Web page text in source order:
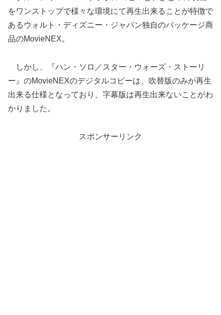
をワンストップで様々な環境にて再生出来ることが特徴で
あるウォルト・ディズニー・ジャパン独自のパッケージ商
品のMovieNEX。
しかし、『ハン・ソロ／スター・ウォーズ・ストーリ
ー』のMovieNEXのデジタルコピーは、吹替版のみが再生
出来る仕様となっており、字幕版は再生出来ないことがわ
かりました。
スポンサーリンク